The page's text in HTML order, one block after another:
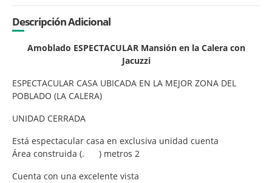
Descripción Adicional
Amoblado ESPECTACULAR Mansión en la Calera con
Jacuzzi
ESPECTACULAR CASA UBICADA EN LA MEJOR ZONA DEL
POBLADO (LA CALERA)
UNIDAD CERRADA
Está espectacular casa en exclusiva unidad cuenta
Área construida (. ) metros 2
Cuenta con una excelente vista